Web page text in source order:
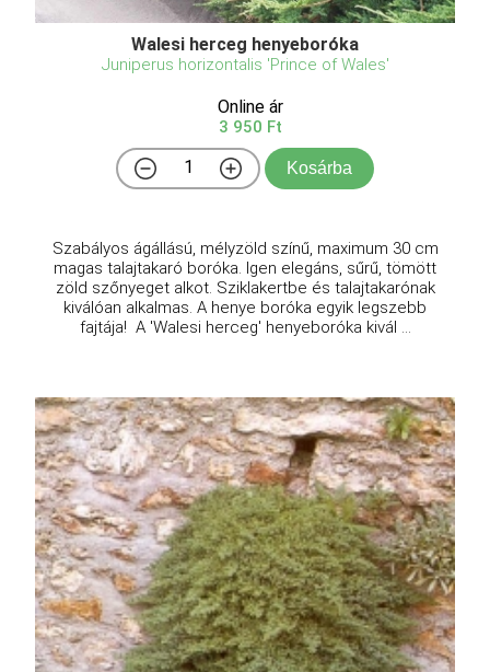
Walesi herceg henyeboróka
Juniperus horizontalis 'Prince of Wales'
Online ár
3 950 Ft
Kosárba
Szabályos ágállású, mélyzöld színű, maximum 30 cm
magas talajtakaró boróka. Igen elegáns, sűrű, tömött
zöld szőnyeget alkot. Sziklakertbe és talajtakarónak
kiválóan alkalmas. A henye boróka egyik legszebb
fajtája! A 'Walesi herceg' henyeboróka kivál ...